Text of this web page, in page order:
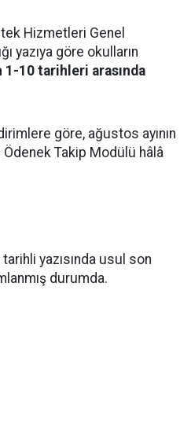
Hizmetleri Genel
yazıya göre okulların
1-10 tarihleri arasında
göre, ağustos ayının
Ödenek Takip Modülü hâlâ
yazısında usul son
durumda.